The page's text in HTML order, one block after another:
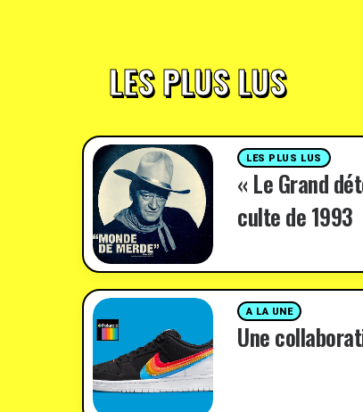
LES PLUS LUS
LES PLUS LUS
« Le Grand
culte de 1993
A LA UNE
Une